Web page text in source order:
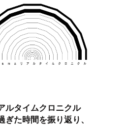
ルタイムクロニクル
た時間を振り返り、